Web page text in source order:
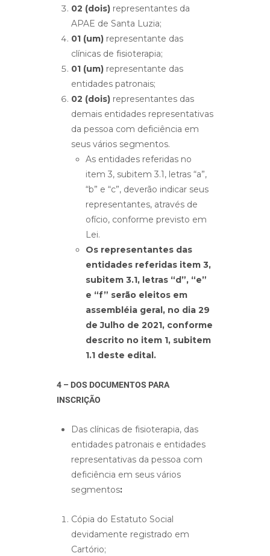
02 (dois) representantes da
APAE de Santa Luzia;
01 (um) representante das
clínicas de fisioterapia;
01 (um) representante das
entidades patronais;
02 (dois) representantes das
demais entidades representativas
da pessoa com deficiência em
seus vários segmentos.
As entidades referidas no
item 3, subitem 3.1, letras “a”,
“b” e “c”, deverão indicar seus
representantes, através de
ofício, conforme previsto em
Lei.
Os representantes das
entidades referidas item 3,
subitem 3.1, letras “d”, “e”
e “f” serão eleitos em
assembléia geral, no dia 29
de Julho de 2021, conforme
descrito no item 1, subitem
1.1 deste edital.
4 – DOS DOCUMENTOS PARA
INSCRIÇÃO
Das clínicas de fisioterapia, das
entidades patronais e entidades
representativas da pessoa com
deficiência em seus vários
segmentos:
Cópia do Estatuto Social
devidamente registrado em
Cartório;